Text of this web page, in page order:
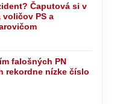
Čaputová si v
voličov PS a
falošných PN
rekordne nízke číslo